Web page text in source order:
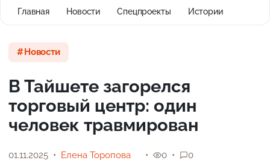
Главная Новости Спецпроекты Истории
Новости
В Тайшете загорелся
торговый центр: один
человек травмирован
01.11.2025 Елена Торопова 0 0